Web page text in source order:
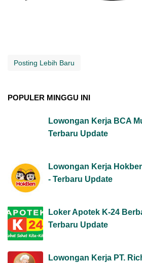
Posting Lebih Baru
POPULER MINGGU INI
Lowongan Kerja BCA
Terbaru Update
Lowongan Kerja
- Terbaru Update
Loker Apotek K-24
Terbaru Update
Lowongan Kerja PT.